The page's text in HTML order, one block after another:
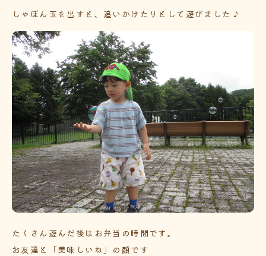
しゃぼん玉を出すと、追いかけたりとして遊びました♪
たくさん遊んだ後はお弁当の時間です。
お友達と「美味しいね」の顔です